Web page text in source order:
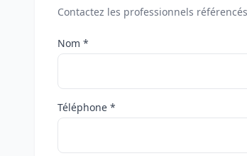
Contactez les professionnels
Nom *
Téléphone *